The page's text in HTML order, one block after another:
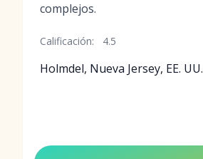
complejos.
Calificación: 4.5
Holmdel, Nueva Jersey, EE. UU.